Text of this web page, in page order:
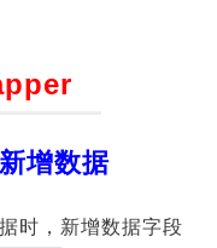
增数据
时，新增数据字段